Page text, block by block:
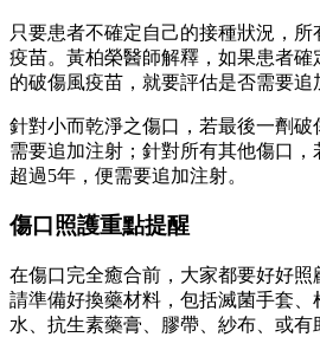
只要患者不確定自己的接種狀況，
疫苗。黃柏榮醫師解釋，如果患者確
的破傷風疫苗，就要評估是否需要追
針對小而乾淨之傷口，若最後一劑破
需要追加注射；針對所有其他傷口
超過5年，便需要追加注射。
傷口照護重點提醒
在傷口完全癒合前，大家都要好好照
請準備好換藥材料，包括滅菌手套
水、抗生素藥膏、膠帶、紗布、或有